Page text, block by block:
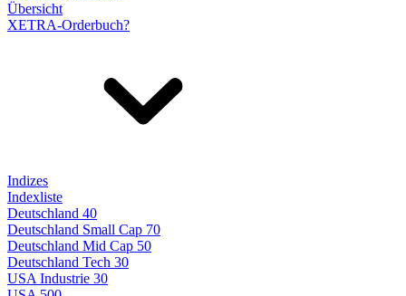
Übersicht
XETRA-Orderbuch?
Indizes
Indexliste
Deutschland 40
Deutschland Small Cap 70
Deutschland Mid Cap 50
Deutschland Tech 30
USA Industrie 30